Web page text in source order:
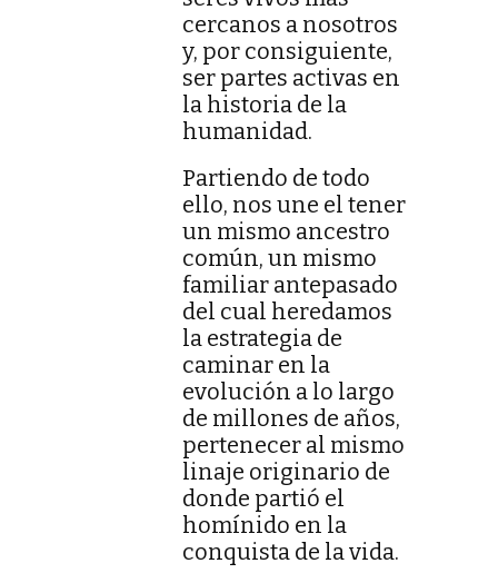
cercanos a nosotros
y, por consiguiente,
ser partes activas en
la historia de la
humanidad.
Partiendo de todo
ello, nos une el tener
un mismo ancestro
común, un mismo
familiar antepasado
del cual heredamos
la estrategia de
caminar en la
evolución a lo largo
de millones de años,
pertenecer al mismo
linaje originario de
donde partió el
homínido en la
conquista de la vida.